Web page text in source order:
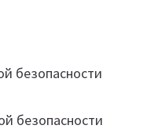
безопасности
безопасности